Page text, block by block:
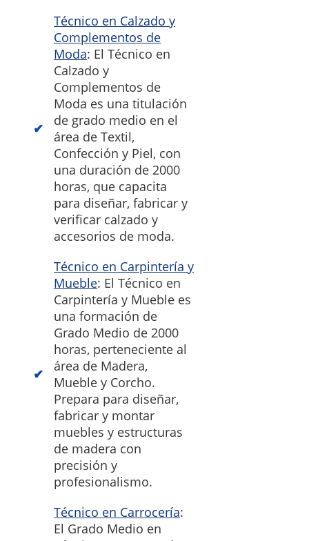
Técnico en Calzado y
Complementos de
Moda: El Técnico en
Calzado y
Complementos de
Moda es una titulación
de grado medio en el
área de Textil,
Confección y Piel, con
una duración de 2000
horas, que capacita
para diseñar, fabricar y
verificar calzado y
accesorios de moda.
Técnico en Carpintería y
Mueble: El Técnico en
Carpintería y Mueble es
una formación de
Grado Medio de 2000
horas, perteneciente al
área de Madera,
Mueble y Corcho.
Prepara para diseñar,
fabricar y montar
muebles y estructuras
de madera con
precisión y
profesionalismo.
Técnico en Carrocería:
El Grado Medio en